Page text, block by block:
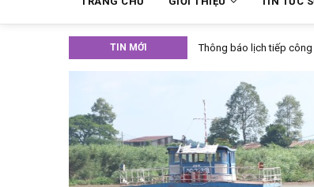
TIN MỚI Thông báo lịch tiếp công